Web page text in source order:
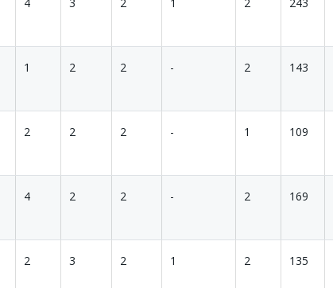
1 2 2 - 2 143
2 2 2 - 1 109
4 2 2 - 2 169
2 3 2 1 2 135